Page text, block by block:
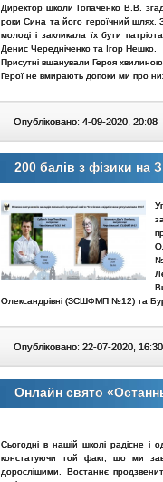
Директор школи Гопаченко В.В.
роки Сина та його героїчний шлях.
молоді і закликала їх бути
Денис Чередніченко та Ігор Нешко.
Присутні вшанували Героя
Герої не вмирають допоки ми про
Опубліковано: 4-09-2020, 20:08
200 балів з фізики на
Олександрівні (ЗСШФМП №12) та
Опубліковано: 22-07-2020, 16:30
Онлайн свято
Сьогодні в нашій школі радісне і
констатуючи той факт, що ми
дорослішими. Востаннє